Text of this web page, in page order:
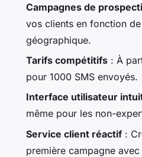
Campagnes de
vos clients en fonction
géographique.
Tarifs compétitifs : À
pour 1000 SMS envoyés.
Interface utilisateur
même pour les non-
Service client réactif :
première campagne